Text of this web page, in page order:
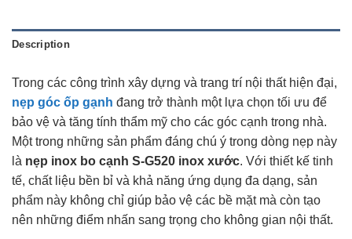
Description
Trong các công trình xây dựng và trang trí nội thất hiện đại,
nẹp góc ốp gạnh đang trở thành một lựa chọn tối ưu để
bảo vệ và tăng tính thẩm mỹ cho các góc cạnh trong nhà.
Một trong những sản phẩm đáng chú ý trong dòng nẹp này
là nẹp inox bo cạnh S-G520 inox xước. Với thiết kế tinh
tế, chất liệu bền bỉ và khả năng ứng dụng đa dạng, sản
phẩm này không chỉ giúp bảo vệ các bề mặt mà còn tạo
nên những điểm nhấn sang trọng cho không gian nội thất.